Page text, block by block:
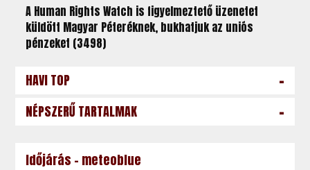
A Human Rights Watch is figyelmeztető üzenetet
küldött Magyar Péteréknek, bukhatjuk az uniós
pénzeket (3498)
HAVI TOP -
NÉPSZERŰ TARTALMAK -
Időjárás - meteoblue